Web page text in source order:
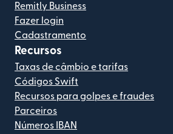
Remitly Business
Fazer login
Cadastramento
Recursos
Taxas de câmbio e tarifas
Códigos Swift
Recursos para golpes e fraudes
Parceiros
Números IBAN